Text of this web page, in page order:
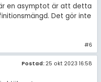
en asymptot är att detta
Det gör inte
#6
Postad: 25 okt 2023 16:58